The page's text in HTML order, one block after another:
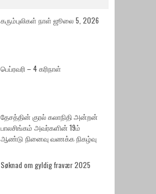
கரும்புலிகள் நாள் ஜூலை 5, 2026
பெப்ரவரி – 4 கரிநாள்
தேசத்தின் குரல் கலாநிதி அன்றன்
பாலசிங்கம் அவர்களின் 19ம்
ஆண்டு நினைவு வணக்க நிகழ்வு
Søknad om gyldig fravær 2025